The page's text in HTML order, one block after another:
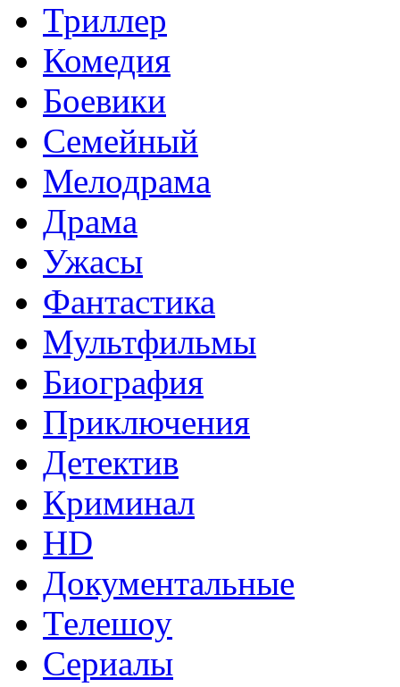
Триллер
Комедия
Боевики
Семейный
Мелодрама
Драма
Ужасы
Фантастика
Мультфильмы
Биография
Приключения
Детектив
Криминал
HD
Документальные
Телешоу
Сериалы